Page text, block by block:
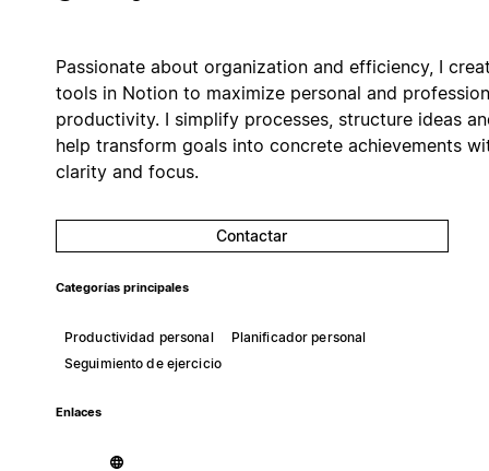
Passionate about organization and efficiency, I
tools in Notion to maximize personal and
productivity. I simplify processes, structure ideas
help transform goals into concrete achievements
clarity and focus.
Contactar
Categorías principales
Productividad personal
Planificador personal
Seguimiento de ejercicio
Enlaces